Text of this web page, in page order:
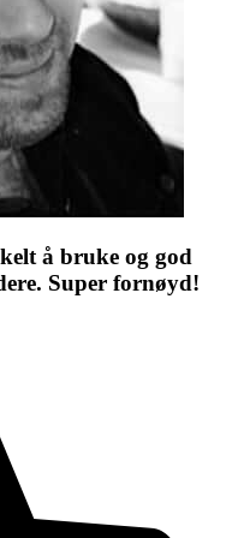
å bruke og god
Super fornøyd!